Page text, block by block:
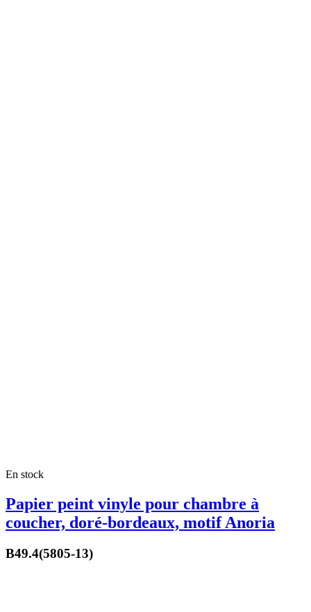
En stock
Papier peint vinyle pour chambre à
coucher, doré-bordeaux, motif Anoria
B49.4(5805-13)